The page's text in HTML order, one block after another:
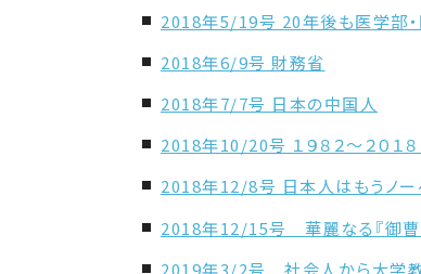
2018年5/19号 20年後も医学部
2018年6/9号 財務省
2018年7/7号 日本の中国人
2018年10/20号 １９８２～２０１
2018年12/8号 日本人はもうノ
2018年12/15号 華麗なる『御曹
2019年3/2号 社会人から大学